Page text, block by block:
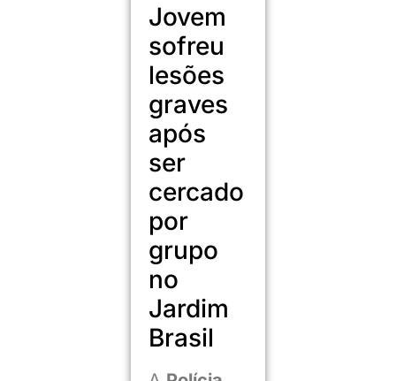
Jovem
sofreu
lesões
graves
após
ser
cercado
por
grupo
no
Jardim
Brasil